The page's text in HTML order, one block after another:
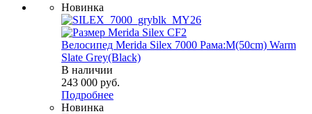
Новинка
Велосипед Merida Silex 7000 Рама:M(50cm) Warm
Slate Grey(Black)
В наличии
243 000 руб.
Подробнее
Новинка